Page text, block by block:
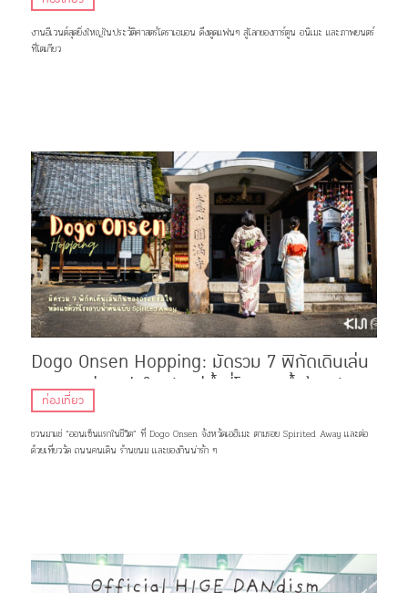
งานอีเวนต์สุดยิ่งใหญ่ในประวัติศาสตร์โดราเอมอน ดึงดูดแฟนๆ สู่โลกของการ์ตูน อนิเมะ และภาพยนตร์
ที่โตเกียว
Dogo Onsen Hopping: มัดรวม 7 พิกัดเดินเล่น
กินของอร่อย ฮีลใจหลังแช่น้ำที่โรงอาบน้ำต้นฉบับ
Spirited Away
ท่องเที่ยว
ชวนมาแช่ “ออนเซ็นแรกในชีวิต” ที่ Dogo Onsen จังหวัดเอฮิเมะ ตามรอย Spirited Away เเละต่อ
ด้วยเที่ยววัด ถนนคนเดิน ร้านขนม เเละของกินน่ารัก ๆ